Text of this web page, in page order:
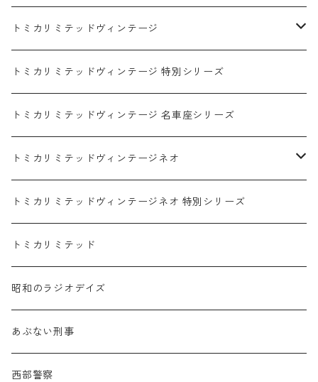
ダイハツ / DAIHATSU
マツダ / MAZDA
ホンダ / HONDA
日産 / NISSAN
スバル / SUBARU
スズキ / SUZUKI
三菱 / MITSUBISHI
シボレー / Chevrolet
ビー・エム・ダブリュー / BMW
赤箱 - 現行トミカ
赤箱 - 限定トミカ 初回特別カラー
赤箱 - 絶版（廃盤）トミカ No.1-120
赤箱 - 絶版（廃盤）トミカ No.1-9
赤箱 - 絶版（廃盤）トミカ No.10-19
赤箱 - 絶版（廃盤）ロングトミカ No.121-
赤箱 - 車種別
乗用車
商用車・公用車
トミカリミテッドヴィンテージ
TLV - NEW LINEUP
TLV - No. LV-00-195
TLV - No. LV-00-09
TLV - No. LV-10-19
TLV - 車種別
乗用車
商用車・公用車
トミカリミテッドヴィンテージ 特別シリーズ
トミカリミテッドヴィンテージ 名車座シリーズ
トミカリミテッドヴィンテージネオ
TLVN - NEW LINEUP
TLVN - No. LV-00-219
TLVN - No. LV-00-09
TLVN - No. LV-10-19
TLVN - 車種別
乗用車
商用車・公用車
トミカリミテッドヴィンテージネオ 特別シリーズ
トミカリミテッド
昭和のラジオデイズ
あぶない刑事
西部警察